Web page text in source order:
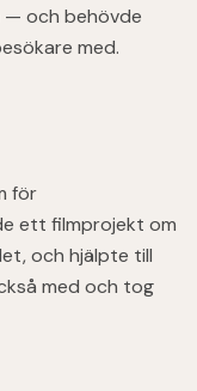
— och behövde
med.
för
ett filmprojekt om
och hjälpte till
med och tog